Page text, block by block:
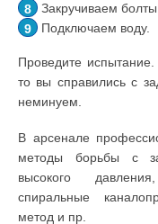
Закручиваем болты
Подключаем воду.
Проведите
то вы справились с
неминуем.
В арсенале
методы борьбы с
высокого
спиральные
метод и пр.